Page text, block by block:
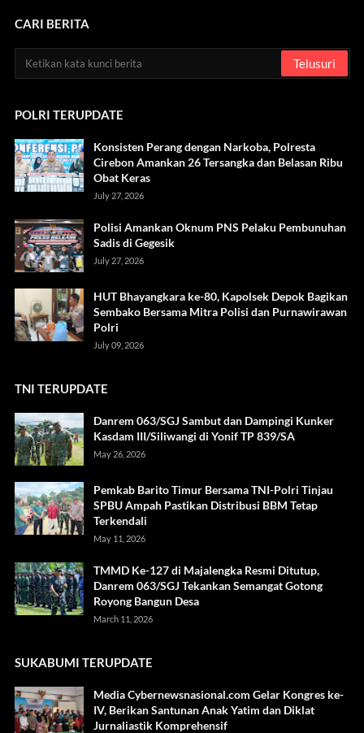
CARI BERITA
POLRI TERUPDATE
Konsisten Perang dengan Narkoba, Polresta
Cirebon Amankan 26 Tersangka dan Belasan Ribu
Obat Keras
July 27, 2026
Polisi Amankan Oknum PNS Pelaku Pembunuhan
Sadis di Gegesik
July 27, 2026
HUT Bhayangkara ke-80, Kapolsek Depok Bagikan
Sembako Bersama Mitra Polisi dan Purnawirawan
Polri
July 09, 2026
TNI TERUPDATE
Danrem 063/SGJ Sambut dan Dampingi Kunker
Kasdam III/Siliwangi di Yonif TP 839/SA
May 26, 2026
Pemkab Barito Timur Bersama TNI-Polri Tinjau
SPBU Ampah Pastikan Distribusi BBM Tetap
Terkendali
May 11, 2026
TMMD Ke-127 di Majalengka Resmi Ditutup,
Danrem 063/SGJ Tekankan Semangat Gotong
Royong Bangun Desa
March 11, 2026
SUKABUMI TERUPDATE
Media Cybernewsnasional.com Gelar Kongres ke-
IV, Berikan Santunan Anak Yatim dan Diklat
Jurnaliastik Komprehensif